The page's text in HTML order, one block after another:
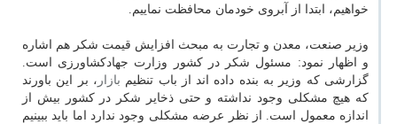
خواهیم، ابتدا از آبروی خودمان محافظت نماییم.
وزیر صنعت، معدن و تجارت به مبحث افزایش قیمت شكر هم اشاره
و اظهار نمود: مسئول شكر در كشور وزارت جهادكشاورزی است.
گزارشی كه وزیر به بنده داده اند از باب تنظیم بازار ، بر این باورند
كه هیچ مشكلی وجود نداشته و حتی ذخایر شكر در كشور بیش از
اندازه معمول است. از نظر عرضه مشكلی وجود ندارد اما باید ببینیم